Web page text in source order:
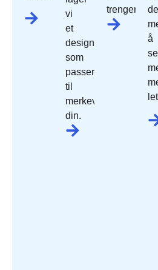
vi
et
design
som
passer
til
merkevaren
din.
trenger.
å